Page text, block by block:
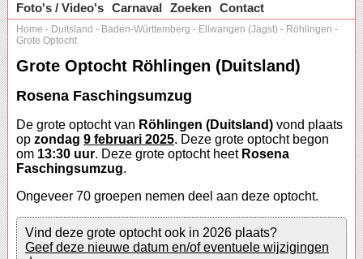
Foto's / Video's Carnaval Zoeken Contact
Home - Duitsland - Baden-Württemberg - Ellwangen (Jagst) - Röhlingen -
Grote Optocht
Grote Optocht Röhlingen (Duitsland)
Rosena Faschingsumzug
De grote optocht van Röhlingen (Duitsland) vond plaats
op zondag 9 februari 2025. Deze grote optocht begon
om 13:30 uur. Deze grote optocht heet Rosena
Faschingsumzug.
Ongeveer 70 groepen nemen deel aan deze optocht.
Vind deze grote optocht ook in 2026 plaats?
Geef deze nieuwe datum en/of eventuele wijzigingen